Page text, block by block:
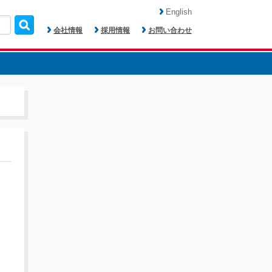
会社情報 採用情報 お問い合わせ
English